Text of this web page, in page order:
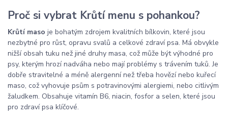
Proč si vybrat Krůtí menu s pohankou?
Krůtí maso je bohatým zdrojem kvalitních bílkovin, které jsou
nezbytné pro růst, opravu svalů a celkové zdraví psa. Má obvykle
nižší obsah tuku než jiné druhy masa, což může být výhodné pro
psy, kterým hrozí nadváha nebo mají problémy s trávením tuků. Je
dobře stravitelné a méně alergenní než třeba hovězí nebo kuřecí
maso, což vyhovuje psům s potravinovými alergiemi, nebo citlivým
žaludkem. Obsahuje vitamín B6, niacin, fosfor a selen, které jsou
pro zdraví psa klíčové.